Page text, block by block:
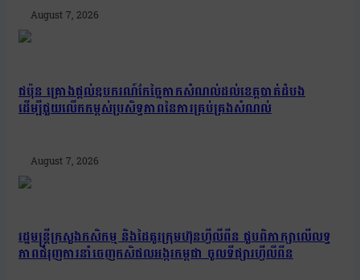
August 7, 2026
ជប៉ុន គ្រោងផ្តល់ឧបករណ៍កែច្នៃកាកសំណល់ដល់ខេត្តបាត់ដំបង
ដើម្បីជួយលើកកម្ពស់ប្រសិទ្ធភាពនៃការគ្រប់គ្រងសំណល់
August 7, 2026
រដ្ឋមន្រ្តីក្រសួងកសិកម្ម និងដៃគូរក្រុមហ៊ុនហ្វីលីពីន ជួបពិភាក្សាលើលទ្ធ
ភាពជំរុញការនាំចេញកសិផលអង្ករកម្ពុជា ចូលទីផ្សារហ្វីលីពីន